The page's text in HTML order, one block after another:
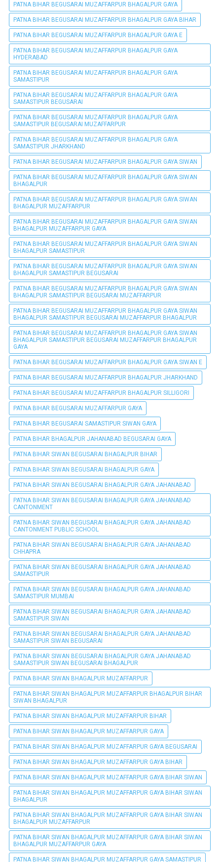
PATNA BIHAR BEGUSARAI MUZAFFARPUR BHAGALPUR GAYA
PATNA BIHAR BEGUSARAI MUZAFFARPUR BHAGALPUR GAYA BIHAR
PATNA BIHAR BEGUSARAI MUZAFFARPUR BHAGALPUR GAYA E
PATNA BIHAR BEGUSARAI MUZAFFARPUR BHAGALPUR GAYA
HYDERABAD
PATNA BIHAR BEGUSARAI MUZAFFARPUR BHAGALPUR GAYA
SAMASTIPUR
PATNA BIHAR BEGUSARAI MUZAFFARPUR BHAGALPUR GAYA
SAMASTIPUR BEGUSARAI
PATNA BIHAR BEGUSARAI MUZAFFARPUR BHAGALPUR GAYA
SAMASTIPUR BEGUSARAI MUZAFFARPUR
PATNA BIHAR BEGUSARAI MUZAFFARPUR BHAGALPUR GAYA
SAMASTIPUR JHARKHAND
PATNA BIHAR BEGUSARAI MUZAFFARPUR BHAGALPUR GAYA SIWAN
PATNA BIHAR BEGUSARAI MUZAFFARPUR BHAGALPUR GAYA SIWAN
BHAGALPUR
PATNA BIHAR BEGUSARAI MUZAFFARPUR BHAGALPUR GAYA SIWAN
BHAGALPUR MUZAFFARPUR
PATNA BIHAR BEGUSARAI MUZAFFARPUR BHAGALPUR GAYA SIWAN
BHAGALPUR MUZAFFARPUR GAYA
PATNA BIHAR BEGUSARAI MUZAFFARPUR BHAGALPUR GAYA SIWAN
BHAGALPUR SAMASTIPUR
PATNA BIHAR BEGUSARAI MUZAFFARPUR BHAGALPUR GAYA SIWAN
BHAGALPUR SAMASTIPUR BEGUSARAI
PATNA BIHAR BEGUSARAI MUZAFFARPUR BHAGALPUR GAYA SIWAN
BHAGALPUR SAMASTIPUR BEGUSARAI MUZAFFARPUR
PATNA BIHAR BEGUSARAI MUZAFFARPUR BHAGALPUR GAYA SIWAN
BHAGALPUR SAMASTIPUR BEGUSARAI MUZAFFARPUR BHAGALPUR
PATNA BIHAR BEGUSARAI MUZAFFARPUR BHAGALPUR GAYA SIWAN
BHAGALPUR SAMASTIPUR BEGUSARAI MUZAFFARPUR BHAGALPUR
GAYA
PATNA BIHAR BEGUSARAI MUZAFFARPUR BHAGALPUR GAYA SIWAN E
PATNA BIHAR BEGUSARAI MUZAFFARPUR BHAGALPUR JHARKHAND
PATNA BIHAR BEGUSARAI MUZAFFARPUR BHAGALPUR SILLIGORI
PATNA BIHAR BEGUSARAI MUZAFFARPUR GAYA
PATNA BIHAR BEGUSARAI SAMASTIPUR SIWAN GAYA
PATNA BIHAR BHAGALPUR JAHANABAD BEGUSARAI GAYA
PATNA BIHAR SIWAN BEGUSARAI BHAGALPUR BIHAR
PATNA BIHAR SIWAN BEGUSARAI BHAGALPUR GAYA
PATNA BIHAR SIWAN BEGUSARAI BHAGALPUR GAYA JAHANABAD
PATNA BIHAR SIWAN BEGUSARAI BHAGALPUR GAYA JAHANABAD
CANTONMENT
PATNA BIHAR SIWAN BEGUSARAI BHAGALPUR GAYA JAHANABAD
CANTONMENT PUBLIC SCHOOL
PATNA BIHAR SIWAN BEGUSARAI BHAGALPUR GAYA JAHANABAD
CHHAPRA
PATNA BIHAR SIWAN BEGUSARAI BHAGALPUR GAYA JAHANABAD
SAMASTIPUR
PATNA BIHAR SIWAN BEGUSARAI BHAGALPUR GAYA JAHANABAD
SAMASTIPUR MUMBAI
PATNA BIHAR SIWAN BEGUSARAI BHAGALPUR GAYA JAHANABAD
SAMASTIPUR SIWAN
PATNA BIHAR SIWAN BEGUSARAI BHAGALPUR GAYA JAHANABAD
SAMASTIPUR SIWAN BEGUSARAI
PATNA BIHAR SIWAN BEGUSARAI BHAGALPUR GAYA JAHANABAD
SAMASTIPUR SIWAN BEGUSARAI BHAGALPUR
PATNA BIHAR SIWAN BHAGALPUR MUZAFFARPUR
PATNA BIHAR SIWAN BHAGALPUR MUZAFFARPUR BHAGALPUR BIHAR
SIWAN BHAGALPUR
PATNA BIHAR SIWAN BHAGALPUR MUZAFFARPUR BIHAR
PATNA BIHAR SIWAN BHAGALPUR MUZAFFARPUR GAYA
PATNA BIHAR SIWAN BHAGALPUR MUZAFFARPUR GAYA BEGUSARAI
PATNA BIHAR SIWAN BHAGALPUR MUZAFFARPUR GAYA BIHAR
PATNA BIHAR SIWAN BHAGALPUR MUZAFFARPUR GAYA BIHAR SIWAN
PATNA BIHAR SIWAN BHAGALPUR MUZAFFARPUR GAYA BIHAR SIWAN
BHAGALPUR
PATNA BIHAR SIWAN BHAGALPUR MUZAFFARPUR GAYA BIHAR SIWAN
BHAGALPUR MUZAFFARPUR
PATNA BIHAR SIWAN BHAGALPUR MUZAFFARPUR GAYA BIHAR SIWAN
BHAGALPUR MUZAFFARPUR GAYA
PATNA BIHAR SIWAN BHAGALPUR MUZAFFARPUR GAYA SAMASTIPUR